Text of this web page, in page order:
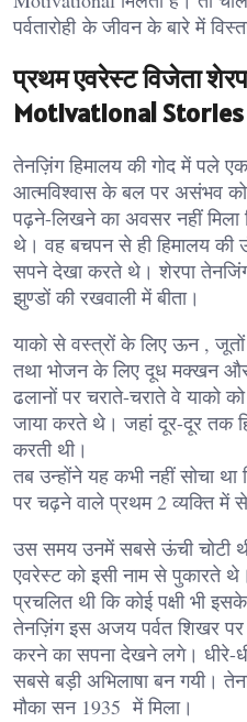
पर्वतारोही के जीवन के बारे में
प्रथम एवरेस्ट विजेता
Motivational
तेनज़िंग हिमालय की गोद में पले
आत्मविश्वास के बल पर असंभव
पढ़ने-लिखने का अवसर नहीं मिला
थे। वह बचपन से ही हिमालय की
सपने देखा करते थे। शेरपा तेनजिंग
झुण्डों की रखवाली में बीता।
याको से वस्त्रों के लिए ऊन ,
तथा भोजन के लिए दूध मक्खन और
ढलानों पर चराते-चराते वे याको
जाया करते थे। जहां दूर-दूर तक
करती थी।
तब उन्होंने यह कभी नहीं सोचा
पर चढ़ने वाले प्रथम 2 व्यक्ति में
उस समय उनमें सबसे ऊंची चोटी
एवरेस्ट को इसी नाम से पुकारते
प्रचलित थी कि कोई पक्षी भी
तेनज़िंग इस अजय पर्वत शिखर
करने का सपना देखने लगे। धीरे-
सबसे बड़ी अभिलाषा बन गयी।
मौका सन 1935 में मिला।